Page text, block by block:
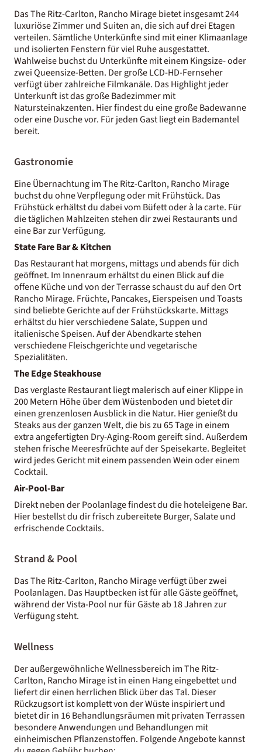
Das The Ritz-Carlton, Rancho Mirage bietet insgesamt 244
luxuriöse Zimmer und Suiten an, die sich auf drei Etagen
verteilen. Sämtliche Unterkünfte sind mit einer Klimaanlage
und isolierten Fenstern für viel Ruhe ausgestattet.
Wahlweise buchst du Unterkünfte mit einem Kingsize- oder
zwei Queensize-Betten. Der große LCD-HD-Fernseher
verfügt über zahlreiche Filmkanäle. Das Highlight jeder
Unterkunft ist das große Badezimmer mit
Natursteinakzenten. Hier findest du eine große Badewanne
oder eine Dusche vor. Für jeden Gast liegt ein Bademantel
bereit.
Gastronomie
Eine Übernachtung im The Ritz-Carlton, Rancho Mirage
buchst du ohne Verpflegung oder mit Frühstück. Das
Frühstück erhältst du dabei vom Büfett oder à la carte. Für
die täglichen Mahlzeiten stehen dir zwei Restaurants und
eine Bar zur Verfügung.
State Fare Bar & Kitchen
Das Restaurant hat morgens, mittags und abends für dich
geöffnet. Im Innenraum erhältst du einen Blick auf die
offene Küche und von der Terrasse schaust du auf den Ort
Rancho Mirage. Früchte, Pancakes, Eierspeisen und Toasts
sind beliebte Gerichte auf der Frühstückskarte. Mittags
erhältst du hier verschiedene Salate, Suppen und
italienische Speisen. Auf der Abendkarte stehen
verschiedene Fleischgerichte und vegetarische
Spezialitäten.
The Edge Steakhouse
Das verglaste Restaurant liegt malerisch auf einer Klippe in
200 Metern Höhe über dem Wüstenboden und bietet dir
einen grenzenlosen Ausblick in die Natur. Hier genießt du
Steaks aus der ganzen Welt, die bis zu 65 Tage in einem
extra angefertigten Dry-Aging-Room gereift sind. Außerdem
stehen frische Meeresfrüchte auf der Speisekarte. Begleitet
wird jedes Gericht mit einem passenden Wein oder einem
Cocktail.
Air-Pool-Bar
Direkt neben der Poolanlage findest du die hoteleigene Bar.
Hier bestellst du dir frisch zubereitete Burger, Salate und
erfrischende Cocktails.
Strand & Pool
Das The Ritz-Carlton, Rancho Mirage verfügt über zwei
Poolanlagen. Das Hauptbecken ist für alle Gäste geöffnet,
während der Vista-Pool nur für Gäste ab 18 Jahren zur
Verfügung steht.
Wellness
Der außergewöhnliche Wellnessbereich im The Ritz-
Carlton, Rancho Mirage ist in einen Hang eingebettet und
liefert dir einen herrlichen Blick über das Tal. Dieser
Rückzugsort ist komplett von der Wüste inspiriert und
bietet dir in 16 Behandlungsräumen mit privaten Terrassen
besondere Anwendungen und Behandlungen mit
einheimischen Pflanzenstoffen. Folgende Angebote kannst